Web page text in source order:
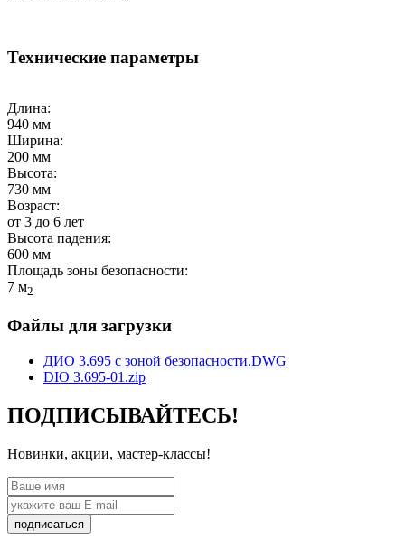
Технические параметры
Длина:
940 мм
Ширина:
200 мм
Высота:
730 мм
Возраст:
от 3 до 6 лет
Высота падения:
600 мм
Площадь зоны безопасности:
7 м2
Файлы для загрузки
ДИО 3.695 с зоной безопасности.DWG
DIO 3.695-01.zip
ПОДПИСЫВАЙТЕСЬ!
Новинки, акции, мастер-классы!
подписаться